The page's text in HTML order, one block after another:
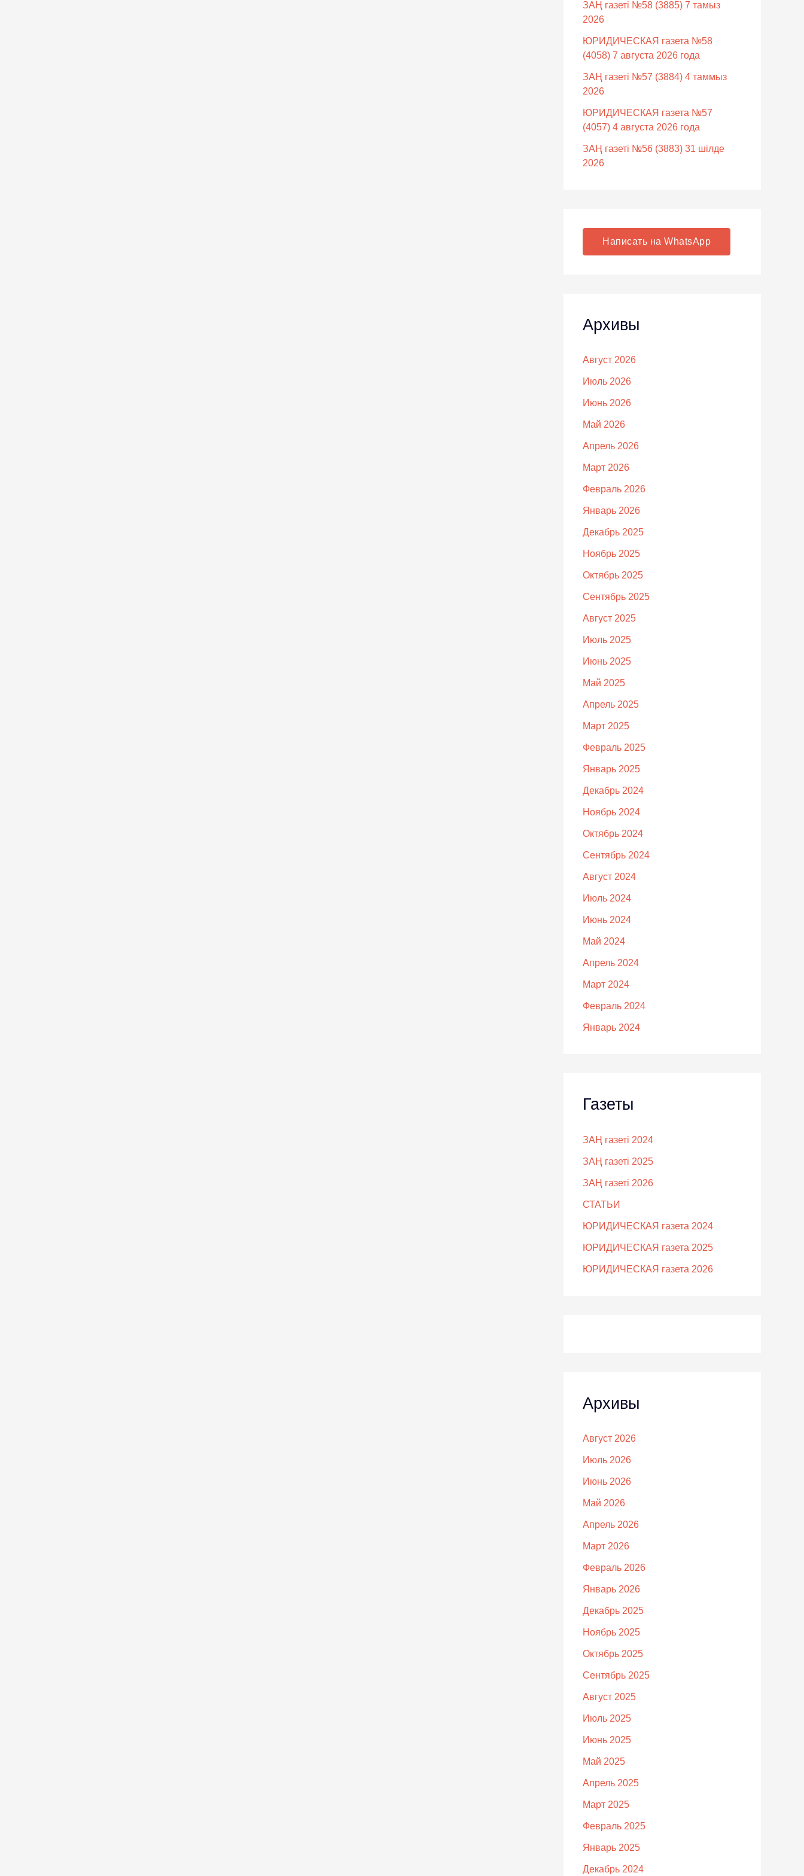
ЗАҢ газеті №58 (3885) 7 тамыз
2026
ЮРИДИЧЕСКАЯ газета №58
(4058) 7 августа 2026 года
ЗАҢ газеті №57 (3884) 4 таммыз
2026
ЮРИДИЧЕСКАЯ газета №57
(4057) 4 августа 2026 года
ЗАҢ газеті №56 (3883) 31 шілде
2026
Написать на WhatsApp
Архивы
Август 2026
Июль 2026
Июнь 2026
Май 2026
Апрель 2026
Март 2026
Февраль 2026
Январь 2026
Декабрь 2025
Ноябрь 2025
Октябрь 2025
Сентябрь 2025
Август 2025
Июль 2025
Июнь 2025
Май 2025
Апрель 2025
Март 2025
Февраль 2025
Январь 2025
Декабрь 2024
Ноябрь 2024
Октябрь 2024
Сентябрь 2024
Август 2024
Июль 2024
Июнь 2024
Май 2024
Апрель 2024
Март 2024
Февраль 2024
Январь 2024
Газеты
ЗАҢ газеті 2024
ЗАҢ газеті 2025
ЗАҢ газеті 2026
СТАТЬИ
ЮРИДИЧЕСКАЯ газета 2024
ЮРИДИЧЕСКАЯ газета 2025
ЮРИДИЧЕСКАЯ газета 2026
Архивы
Август 2026
Июль 2026
Июнь 2026
Май 2026
Апрель 2026
Март 2026
Февраль 2026
Январь 2026
Декабрь 2025
Ноябрь 2025
Октябрь 2025
Сентябрь 2025
Август 2025
Июль 2025
Июнь 2025
Май 2025
Апрель 2025
Март 2025
Февраль 2025
Январь 2025
Декабрь 2024